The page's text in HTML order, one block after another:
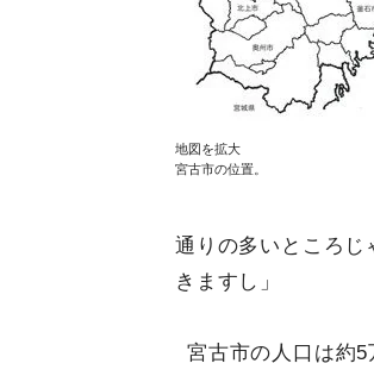
地図を拡大
宮古市の位置。
通りの多いところじ
きますし」
宮古市の人口は約